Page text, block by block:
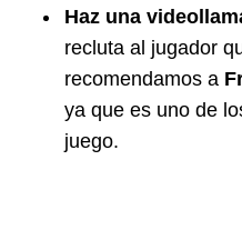
Haz una
recluta al jugador
recomendamos a
ya que es uno de
juego.